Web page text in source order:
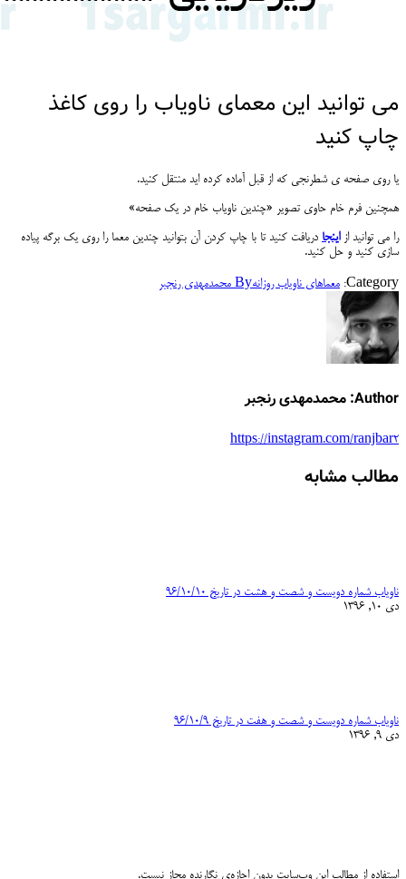
می توانید این معمای ناویاب را روی کاغذ
چاپ کنید
یا روی صفحه ی شطرنجی که از قبل آماده کرده اید منتقل کنید.
همچنین فرم خام حاوی تصویر «چندین ناویاب خام در یک صفحه»
را می توانید ازاینجا دریافت کنید تا با چاپ کردن آن بتوانید چندین معما را روی یک برگه پیاده
سازی کنید و حل کنید.
Category: معماهای ناویاب روزانهBy محمدمهدی رنجبر
Author: محمدمهدی رنجبر
https://instagram.com/ranjbar2
مطالب مشابه
ناویاب شماره دویست و شصت و هشت در تاریخ ۹۶/۱۰/۱۰
دی 10, 1396
ناویاب شماره دویست و شصت و هفت در تاریخ ۹۶/۱۰/۹
دی 9, 1396
استفاده از مطالب این وب‌سایت بدون اجازه‌ی نگارنده مجاز نیست.